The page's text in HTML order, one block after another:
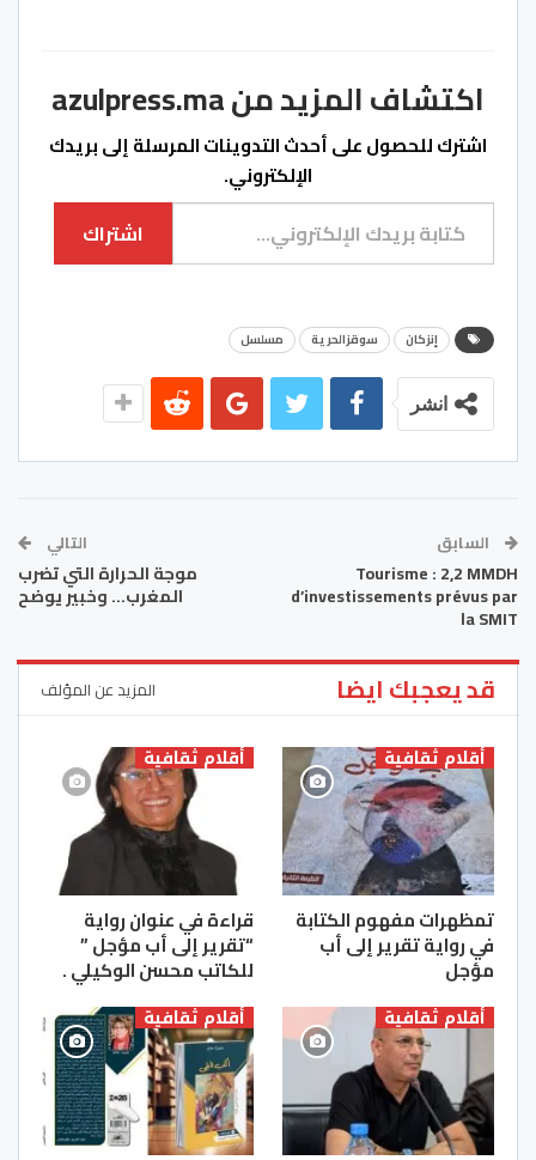
اكتشاف المزيد من azulpress.ma
اشترك للحصول على أحدث التدوينات المرسلة إلى بريدك
الإلكتروني.
كتابة بريدك الإلكتروني...
اشتراك
إنزكان سوقزالحرية مسلسل
انشر
السابق
Tourisme : 2,2 MMDH
d’investissements prévus par
la SMIT
التالي
موجة الحرارة التي تضرب
المغرب… وخبير يوضح
قد يعجبك ايضا المزيد عن المؤلف
أقلام ثقافية
تمظهرات مفهوم الكتابة
في رواية تقرير إلى أب
مؤجل
أقلام ثقافية
قراءة في عنوان رواية
“تقرير إلى أب مؤجل ”
للكاتب محسن الوكيلي .
أقلام ثقافية أقلام ثقافية